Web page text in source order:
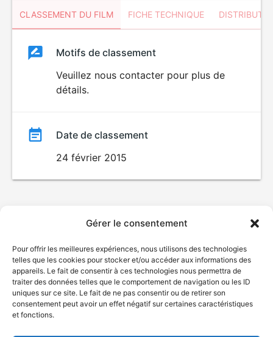
Gérer le consentement
Pour offrir les meilleures expériences, nous utilisons des technologies
telles que les cookies pour stocker et/ou accéder aux informations des
appareils. Le fait de consentir à ces technologies nous permettra de
traiter des données telles que le comportement de navigation ou les ID
uniques sur ce site. Le fait de ne pas consentir ou de retirer son
consentement peut avoir un effet négatif sur certaines caractéristiques
et fonctions.
CLASSEMENT DU FILM FICHE TECHNIQUE
ClassementClassement
Motifs de classement
Veuillez nous contacter pour plus de
détails.
Date de classement
24 février 2015